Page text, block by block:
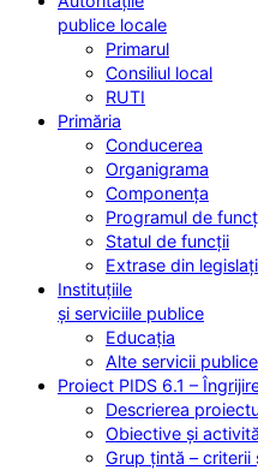
publice locale
Primarul
Consiliul local
RUTI
Primăria
Conducerea
Organigrama
Componența
Programul de
Statul de funcții
Extrase din
Instituțiile
și serviciile publice
Educația
Alte servicii publice
Proiect PIDS 6.1 –
Descrierea
Obiective și
Grup țintă – criterii